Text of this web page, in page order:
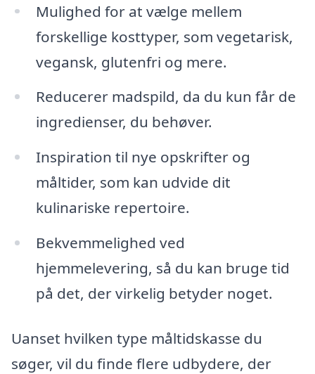
Mulighed for at vælge mellem
forskellige kosttyper, som vegetarisk,
vegansk, glutenfri og mere.
Reducerer madspild, da du kun får de
ingredienser, du behøver.
Inspiration til nye opskrifter og
måltider, som kan udvide dit
kulinariske repertoire.
Bekvemmelighed ved
hjemmelevering, så du kan bruge tid
på det, der virkelig betyder noget.
Uanset hvilken type måltidskasse du
søger, vil du finde flere udbydere, der